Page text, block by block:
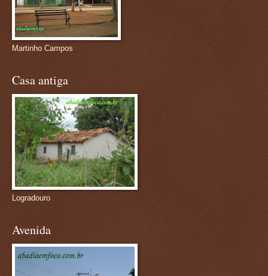
Martinho Campos
Casa antiga
Logradouro
Avenida